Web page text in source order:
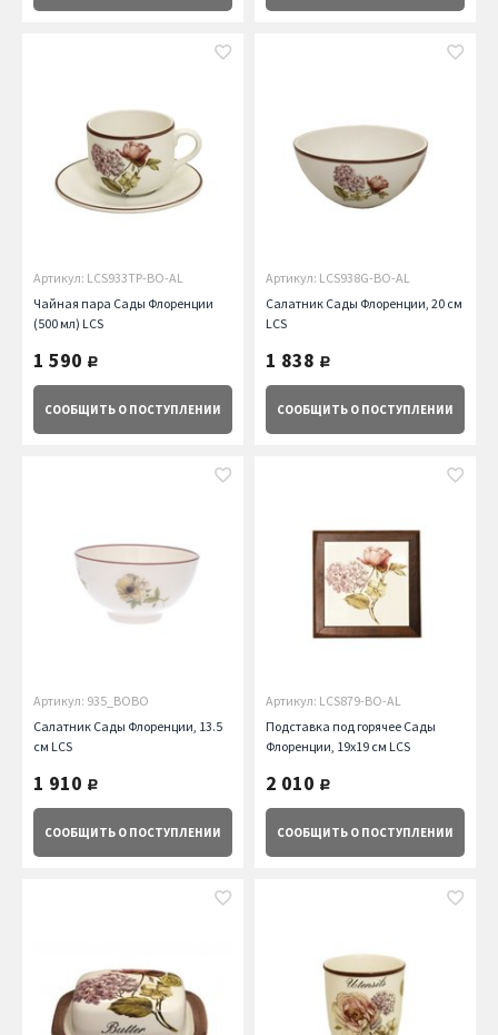
Артикул: LCS933TP-BO-AL
Чайная пара Сады Флоренции
(500 мл) LCS
1 590 руб.
СООБЩИТЬ О ПОСТУПЛЕНИИ
Артикул: LCS938G-BO-AL
Салатник Сады Флоренции, 20 см
LCS
1 838 руб.
СООБЩИТЬ О ПОСТУПЛЕНИИ
Артикул: 935_BOBO
Салатник Сады Флоренции, 13.5
см LCS
1 910 руб.
СООБЩИТЬ О ПОСТУПЛЕНИИ
Артикул: LCS879-BO-AL
Подставка под горячее Сады
Флоренции, 19х19 см LCS
2 010 руб.
СООБЩИТЬ О ПОСТУПЛЕНИИ